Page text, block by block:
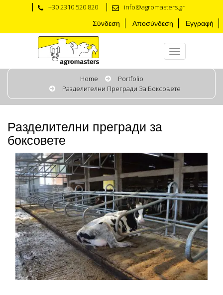
+30 2310 520 820 info@agromasters.gr
Σύνδεση Αποσύνδεση Εγγραφή
Home
Portfolio
Разделителни Прегради За Боксовете
Разделителни прегради за
боксовете